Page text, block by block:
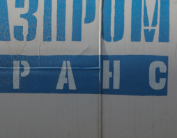
и Face
какой будет
ЖК «Нова»
Опыт
природе,
с